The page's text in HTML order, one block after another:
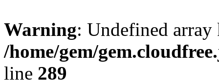
Warning: Undefined
/home/gem/
line 289